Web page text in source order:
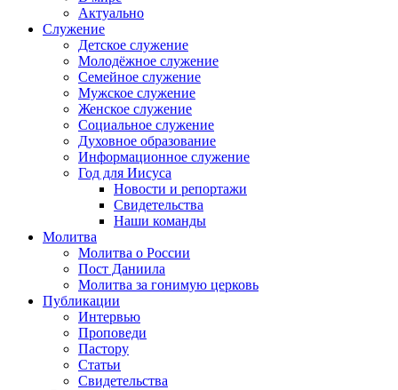
Актуально
Служение
Детское служение
Молодёжное служение
Семейное служение
Мужское служение
Женское служение
Социальное служение
Духовное образование
Информационное служение
Год для Иисуса
Новости и репортажи
Свидетельства
Наши команды
Молитва
Молитва о России
Пост Даниила
Молитва за гонимую церковь
Публикации
Интервью
Проповеди
Пастору
Статьи
Свидетельства